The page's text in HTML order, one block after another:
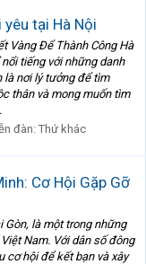
tại Hà Nội
Vàng Để Thành Công Hà
tiếng với những danh
là nơi lý tưởng để tìm
thân và mong muốn tìm
đàn:Thứ khác
Cơ Hội Gặp Gỡ
Gòn, là một trong những
Nam. Với dân số đông
cơ hội để kết bạn và xây